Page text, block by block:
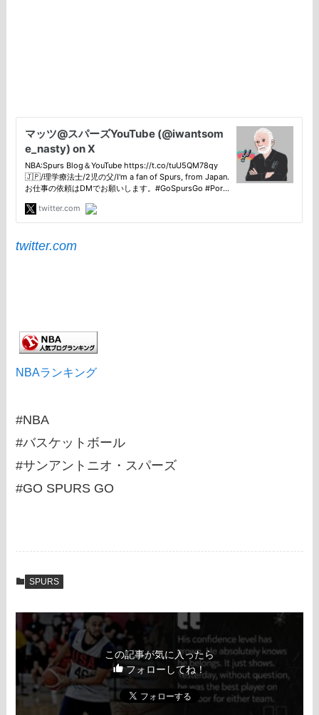
twitter.com
NBAランキング
#NBA
#バスケットボール
#サンアントニオ・スパーズ
#GO SPURS GO
SPURS
この記事が気に入ったら
フォローしてね！